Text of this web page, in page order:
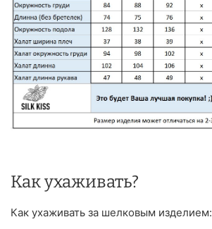
Как ухаживать?
Как ухаживать за шелковым изделием: